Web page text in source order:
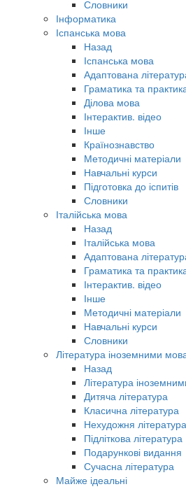
Словники
Інформатика
Іспанська мова
Назад
Іспанська мова
Адаптована
Граматика та
Ділова мова
Інтерактив. відео
Інше
Країнознавство
Методичні матеріали
Навчальні курси
Підготовка до іспитів
Словники
Італійська мова
Назад
Італійська мова
Адаптована
Граматика та
Інтерактив. відео
Інше
Методичні матеріали
Навчальні курси
Словники
Література іноземними
Назад
Література
Дитяча література
Класична література
Нехудожня література
Підліткова література
Подарункові видання
Сучасна література
Майже ідеальні